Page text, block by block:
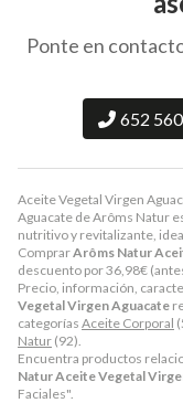
Aceite Vegetal Virgen
Aguacate de Arôms Natur
nutritivo y revitalizante,
ComprarArôms Natur
descuento por36,98€
Precio, información,
Vegetal Virgen Aguacate
categorías Aceite Corporal
Natur (92).
Encuentra productos
Natur Aceite Vegetal
Faciales".
Ponte en
652